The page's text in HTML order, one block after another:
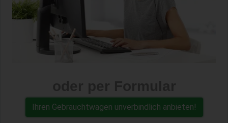
Ihren Gebrauchtwagen unverbindlich anbieten!